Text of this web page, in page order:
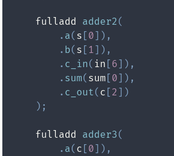
    fulladd
adder2 (
. a( s [ 0] ) ,
. b( s [ 1] ) ,
. c_in( in [ 6] ) ,
. sum( sum [ 0] ) ,
. c_out( c [ 2 ] )
) ;
    fulladd
adder3(
. a( c [ 0] ) ,